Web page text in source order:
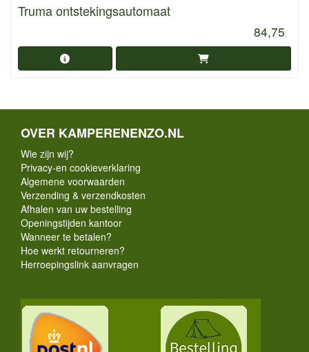
Truma ontstekingsautomaat
84,75
OVER KAMPERENENZO.NL
Wie zijn wij?
Privacy-en cookieverklaring
Algemene voorwaarden
Verzending & verzendkosten
Afhalen van uw bestelling
Openingstijden kantoor
Wanneer te betalen?
Hoe werkt retourneren?
Herroepingslink aanvragen